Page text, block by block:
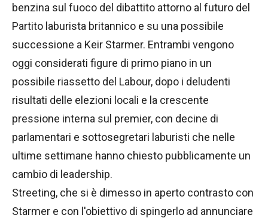
benzina sul fuoco del dibattito attorno al futuro del
Partito laburista britannico e su una possibile
successione a Keir Starmer. Entrambi vengono
oggi considerati figure di primo piano in un
possibile riassetto del Labour, dopo i deludenti
risultati delle elezioni locali e la crescente
pressione interna sul premier, con decine di
parlamentari e sottosegretari laburisti che nelle
ultime settimane hanno chiesto pubblicamente un
cambio di leadership.
Streeting, che si è dimesso in aperto contrasto con
Starmer e con l'obiettivo di spingerlo ad annunciare